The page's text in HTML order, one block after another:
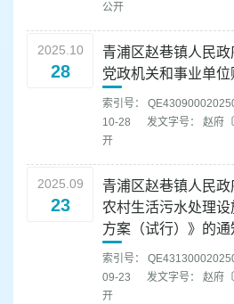
公开
2025.10
28
青浦区赵巷镇人民
党政机关和事业单
索引号：
10-28
发文字号： 赵府
开
2025.09
23
青浦区赵巷镇人民
农村生活污水处理
方案（试行）》的通
索引号：
09-23
发文字号： 赵府
开